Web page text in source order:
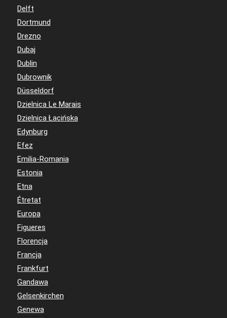
Delft
Dortmund
Drezno
Dubaj
Dublin
Dubrownik
Düsseldorf
Dzielnica Le Marais
Dzielnica Łacińska
Edynburg
Efez
Emilia-Romania
Estonia
Etna
Étretat
Europa
Figueres
Florencja
Francja
Frankfurt
Gandawa
Gelsenkirchen
Genewa